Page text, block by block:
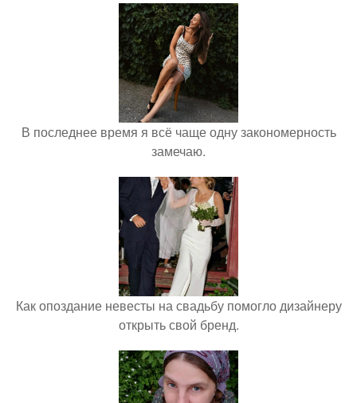
В последнее время я всё чаще одну закономерность
замечаю.
Как опоздание невесты на свадьбу помогло дизайнеру
открыть свой бренд.